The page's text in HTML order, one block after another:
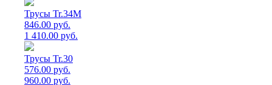
Трусы Tr.34M
846.00 руб.
1 410.00 руб.
Трусы Tr.30
576.00 руб.
960.00 руб.